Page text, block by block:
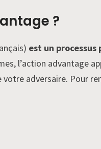
?
est un
l’action advantage
adversaire. Pour